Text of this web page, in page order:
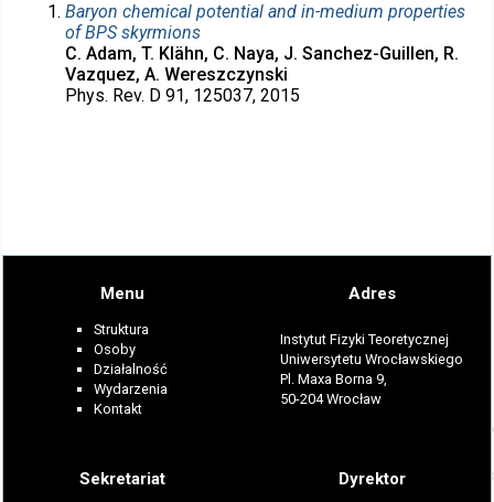
Baryon chemical potential and in-medium properties
of BPS skyrmions
C. Adam, T. Klähn, C. Naya, J. Sanchez-Guillen, R.
Vazquez, A. Wereszczynski
Phys. Rev. D 91, 125037, 2015
Menu
Struktura
Osoby
Działalność
Wydarzenia
Kontakt
Adres
Instytut Fizyki Teoretycznej
Uniwersytetu Wrocławskiego
Pl. Maxa Borna 9,
50-204 Wrocław
Sekretariat Dyrektor